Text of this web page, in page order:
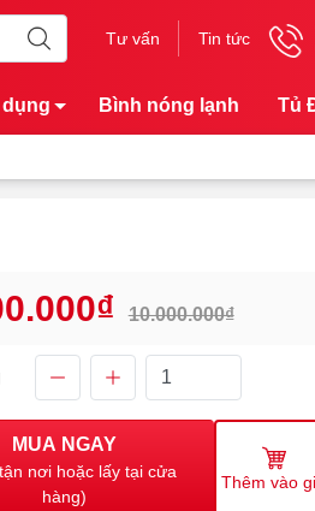
Tư vấn Tin tức
dụng Bình nóng lạnh Tủ
10.000.000₫
MUA NGAY
nơi hoặc lấy tại cửa
hàng)
Thêm vào